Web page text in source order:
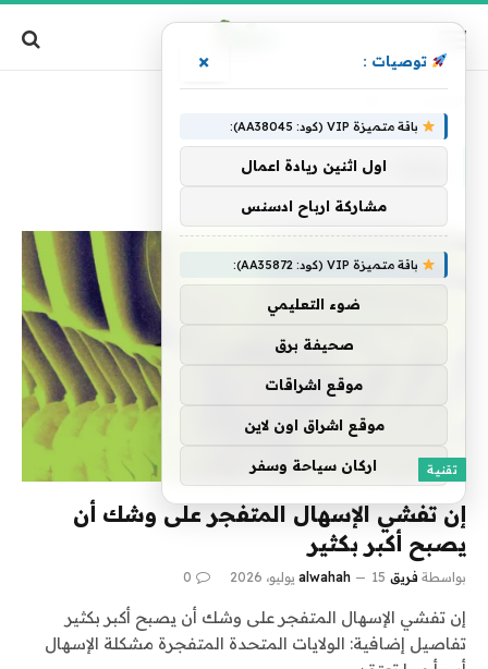
تقنية
إن تفشي الإسهال المتفجر على وشك أن
يصبح أكبر بكثير
بواسطة فريق alwahah 15 يوليو، 2026 0
إن تفشي الإسهال المتفجر على وشك أن يصبح أكبر بكثير
تفاصيل إضافية: الولايات المتحدة المتفجرة مشكلة الإسهال
توصيات : ×
باقة متميزة VIP (كود: AA38045):
اول اثنين ريادة اعمال
مشاركة ارباح ادسنس
باقة متميزة VIP (كود: AA35872):
ضوء التعليمي
صحيفة برق
موقع اشراقات
موقع اشراق اون لاين
اركان سياحة وسفر